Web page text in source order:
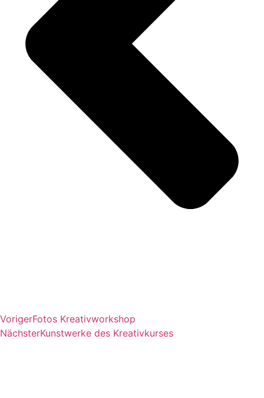
VorigerFotos Kreativworkshop
NächsterKunstwerke des Kreativkurses